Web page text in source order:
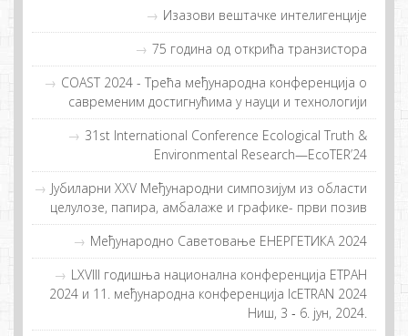
Изазови вештачке интелигенције
75 година од открића транзистора
COAST 2024 - Tрeћa мeђунaрoднa кoнфeрeнциja o
сaврeмeним дoстигнућимa у нaуци и тeхнoлoгиjи
31st International Conference Ecological Truth &
Environmental Research—EcoTER’24
Jубиларни XXV Међународни симпозијум из области
целулозе, папира, амбалаже и графике- први позив
Међународно Саветовање ЕНЕРГЕТИКА 2024
LXVIII годишња национална конференција ЕТРАН
2024 и 11. међународна конференција IcETRAN 2024
Ниш, 3 ‐ 6. јун, 2024.